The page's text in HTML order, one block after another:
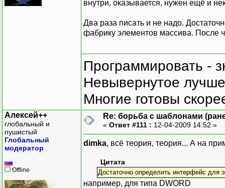
внутри, оказывается, нужен ещё и
Два раза писать и не надо.
фабрику элементов массива. После
Программировать -
Невывернутое
Многие готовы
Алексей++
глобальный и
пушистый
Глобальный
модератор
Offline
Re: борьба с шаблонами
« Ответ #111 : 12-04-2009 14:52 »
dimka, всё теория, теория... А на
Цитата
Достаточно определить интерфейс для
например, для типа DWORD